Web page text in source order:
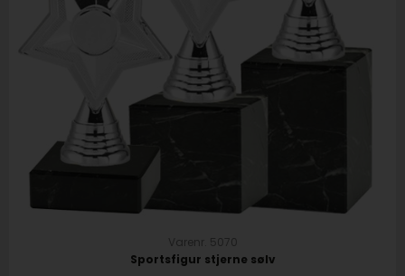
Varenr. 5070
Sportsfigur stjerne sølv